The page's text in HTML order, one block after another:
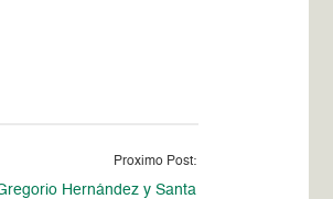
Proximo Post:
Hernández y Santa